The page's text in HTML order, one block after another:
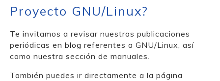
Proyecto GNU/Linux?
Te invitamos a revisar nuestras publicaciones
periódicas en blog referentes a GNU/Linux, así
como nuestra sección de manuales.
También puedes ir directamente a la página